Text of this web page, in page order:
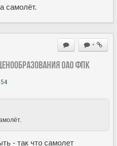
самолёт.
+
ОАО ФПК
- так что самолет